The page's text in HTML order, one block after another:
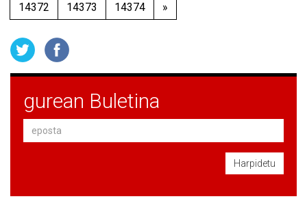
14372
14373 14374 »
gurean Buletina
Harpidetu